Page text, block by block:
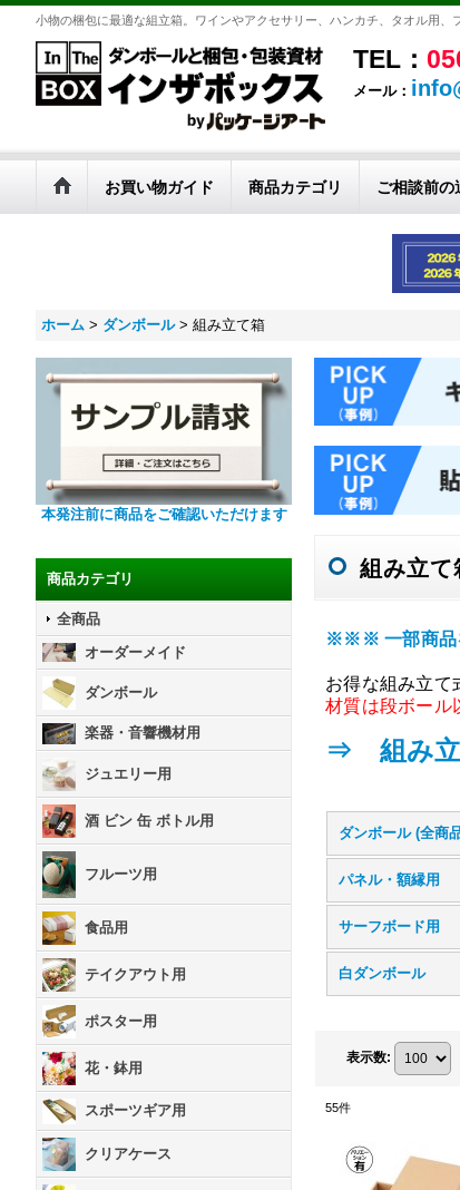
小物の梱包に最適な組立箱。ワインやアクセサリー、ハンカチ、タオル用
TEL：
メール：
お買い物ガイド 商品カテゴリ ご相談前の
ホーム > ダンボール > 組み立て箱
本発注前に商品をご確認いただけます
商品カテゴリ
全商品
オーダーメイド
ダンボール
楽器・音響機材用
ジュエリー用
酒 ビン 缶 ボトル用
フルーツ用
食品用
テイクアウト用
ポスター用
花・鉢用
スポーツギア用
クリアケース
組み立て
※※※ 一部商品
お得な組み立て
材質は段ボール
⇒ 組み立
ダンボール (全商
パネル・額縁用
サーフボード用
白ダンボール
表示数:
55件